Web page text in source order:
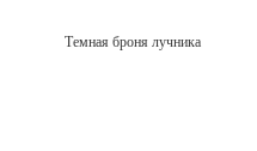
Темная броня лучника